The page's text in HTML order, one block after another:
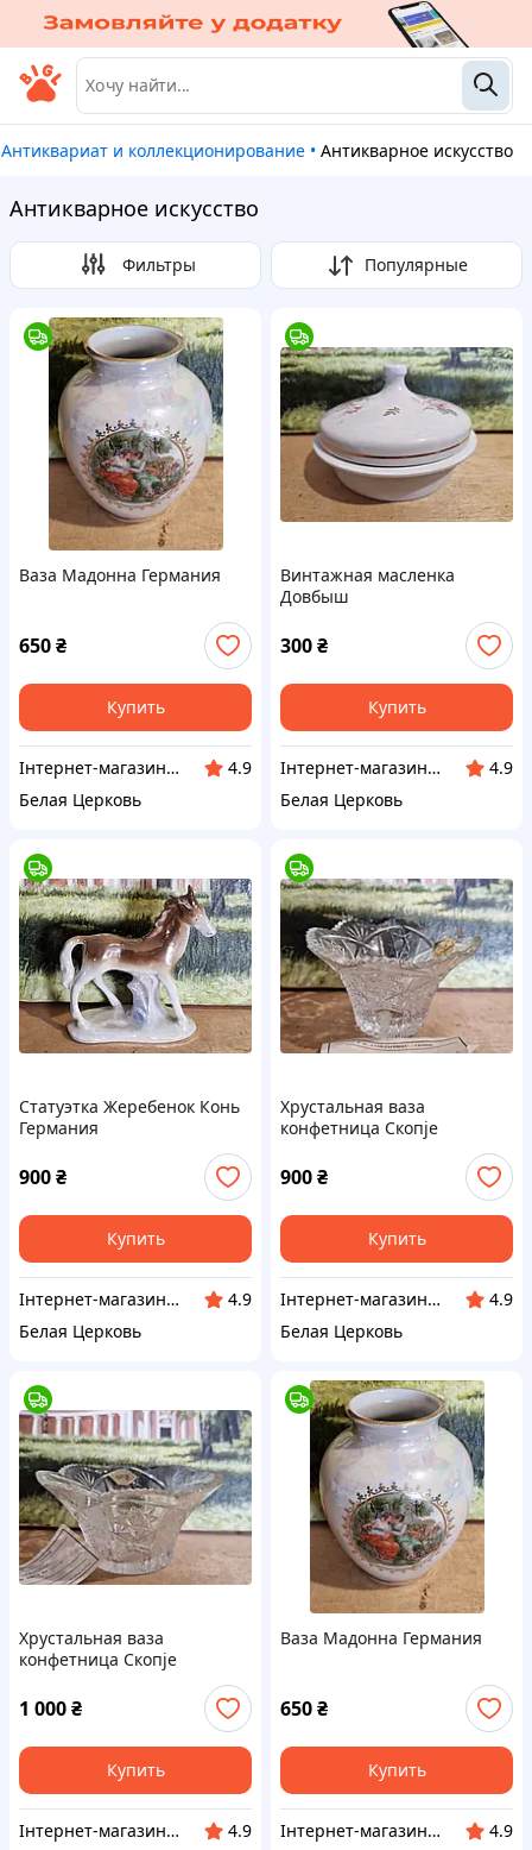
Антиквариат и коллекционирование • Антикварное искусство
Антикварное искусство
Фильтры Популярные
Ваза Мадонна Германия
650₴
Купить
Інтернет-магазин Сувенір
4.9
Белая Церковь
Винтажная масленка
Довбыш
300₴
Купить
Інтернет-магазин Сувенір
4.9
Белая Церковь
Статуэтка Жеребенок Конь
Германия
900₴
Купить
Інтернет-магазин Сувенір
4.9
Белая Церковь
Хрустальная ваза
конфетница Скопje
900₴
Купить
Інтернет-магазин Сувенір
4.9
Белая Церковь
Хрустальная ваза
конфетница Скопje
1 000₴
Купить
Інтернет-магазин Сувенір
4.9
Ваза Мадонна Германия
650₴
Купить
Інтернет-магазин Сувенір
4.9